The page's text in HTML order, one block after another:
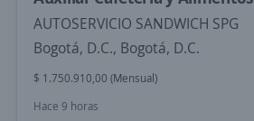
AUTOSERVICIO SANDWICH SPG
Bogotá, D.C., Bogotá, D.C.
$ 1.750.910,00 (Mensual)
Hace 9 horas